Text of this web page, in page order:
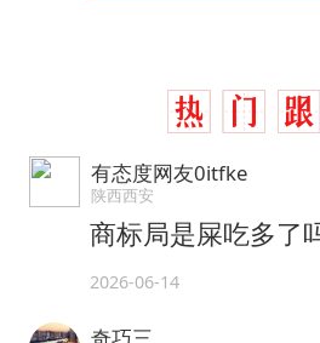
有态度网友0itfke
陕西西安
商标局是屎吃多了
2026-06-14